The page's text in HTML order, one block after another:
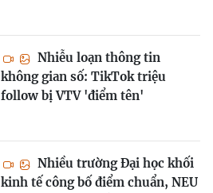
Nhiễu loạn thông tin
không gian số: TikTok triệu
follow bị VTV 'điểm tên'
Nhiều trường Đại học khối
kinh tế công bố điểm chuẩn, NEU